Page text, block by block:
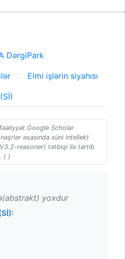
DərgiPark
Elmi işlərin siyahısı
Google Scholar
əsasında süni intellekt
V3.2-reasoner) tətbiqi ilə tərtib
( )
yoxdur